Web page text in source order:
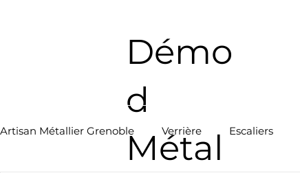
Démo
d
Métal
Artisan Métallier Grenoble Verrière Escaliers